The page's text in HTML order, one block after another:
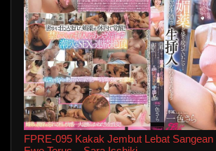
FPRE-095 Kakak Jembut Lebat